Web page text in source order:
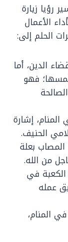
رؤيا زيارة
الأعمال
الحلم إلى:
الدين، أما
لمسها؛ فهو
المنام، إشارة
الحنيف.
المصاب بعلة
من الله.
الكعبة في
عمله
المنام،